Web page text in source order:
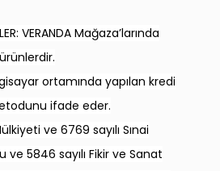
VERANDA Mağaza’larında
ortamında yapılan kredi
ifade eder.
ve 6769 sayılı Sınai
ve 5846 sayılı Fikir ve Sanat